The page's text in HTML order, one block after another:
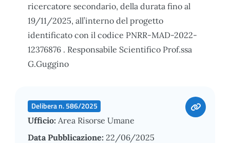
ricercatore secondario, della durata fino al
19/11/2025, all’interno del progetto
identificato con il codice PNRR-MAD-2022-
12376876 . Responsabile Scientifico Prof.ssa
G.Guggino
Delibera n. 586/2025
Ufficio: Area Risorse Umane
Data Pubblicazione: 22/06/2025